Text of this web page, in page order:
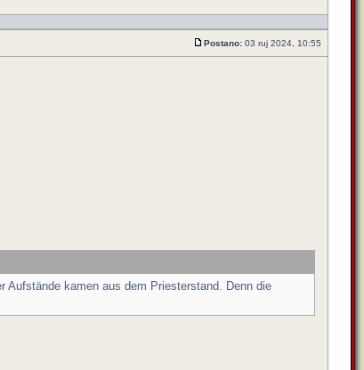
Postano: 03 ruj 2024, 10:55
Aufstände kamen aus dem Priesterstand. Denn die